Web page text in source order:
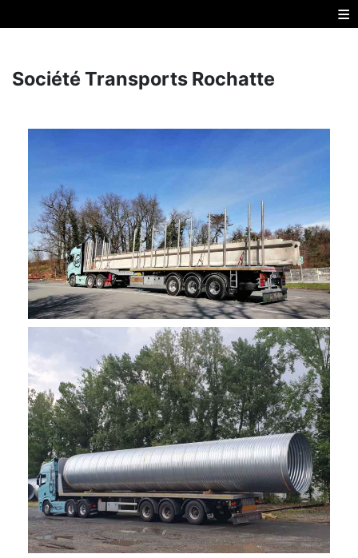
≡
Société Transports Rochatte